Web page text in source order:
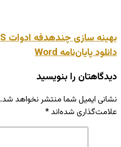
دانلود پایان‌نامه Word
دیدگاهتان را بنویسید
نشانی ایمیل شما منتشر نخواهد شد.
علامت‌گذاری شده‌اند *